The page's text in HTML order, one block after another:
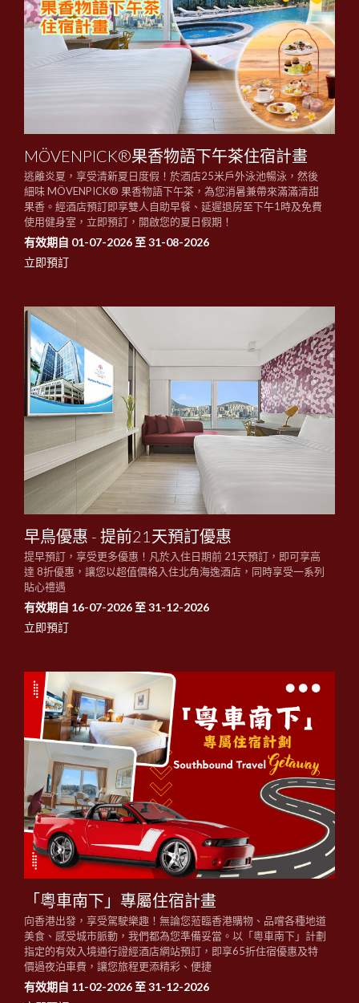
MÖVENPICK®果香物語下午茶住宿計畫
逃離炎夏，享受清新夏日度假！於酒店25米戶外泳池暢泳，然後
細味 MÖVENPICK® 果香物語下午茶，為您消暑兼帶來滿滿清甜
果香。經酒店預訂即享雙人自助早餐、延遲退房至下午1時及免費
使用健身室，立即預訂，開啟您的夏日假期！
有效期自 01-07-2026 至 31-08-2026
立即預訂
早鳥優惠 - 提前21天預訂優惠
提早預訂，享受更多優惠！凡於入住日期前 21天預訂，即可享高
達 8折優惠，讓您以超值價格入住北角海逸酒店，同時享受一系列
貼心禮遇
有效期自 16-07-2026 至 31-12-2026
立即預訂
「粵車南下」專屬住宿計畫
向香港出發，享受駕駛樂趣！無論您蒞臨香港購物、品嚐各種地道
美食、感受城市脈動，我們都為您準備妥當。以「粵車南下」計劃
指定的有效入境通行證經酒店網站預訂，即享65折住宿優惠及特
價過夜泊車費，讓您旅程更添精彩、便捷
有效期自 11-02-2026 至 31-12-2026